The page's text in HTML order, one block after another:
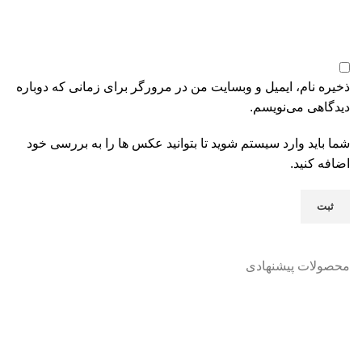
ذخیره نام، ایمیل و وبسایت من در مرورگر برای زمانی که دوباره
دیدگاهی می‌نویسم.
شما باید وارد سیستم شوید تا بتوانید عکس ها را به بررسی خود
اضافه کنید.
محصولات پیشنهادی